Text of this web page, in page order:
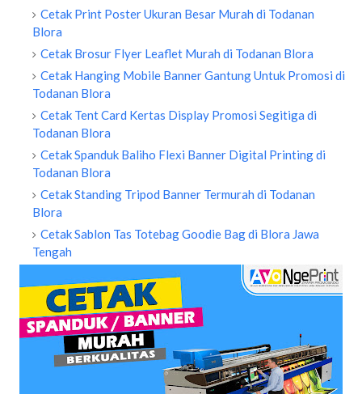
Cetak Print Poster Ukuran Besar Murah di Todanan
Blora
Cetak Brosur Flyer Leaflet Murah di Todanan Blora
Cetak Hanging Mobile Banner Gantung Untuk Promosi di
Todanan Blora
Cetak Tent Card Kertas Display Promosi Segitiga di
Todanan Blora
Cetak Spanduk Baliho Flexi Banner Digital Printing di
Todanan Blora
Cetak Standing Tripod Banner Termurah di Todanan
Blora
Cetak Sablon Tas Totebag Goodie Bag di Blora Jawa
Tengah